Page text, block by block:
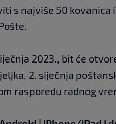
s najviše 50 kovanica
2023., bit će
2. siječnja
rasporedu radnog